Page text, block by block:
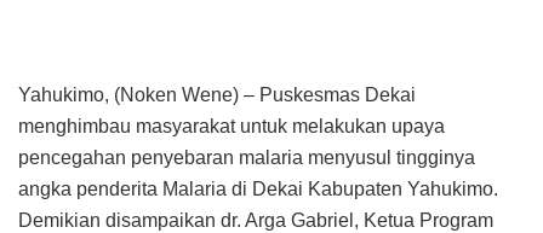
Yahukimo, (Noken Wene) – Puskesmas Dekai
menghimbau masyarakat untuk melakukan upaya
pencegahan penyebaran malaria menyusul tingginya
angka penderita Malaria di Dekai Kabupaten Yahukimo.
Demikian disampaikan dr. Arga Gabriel, Ketua Program